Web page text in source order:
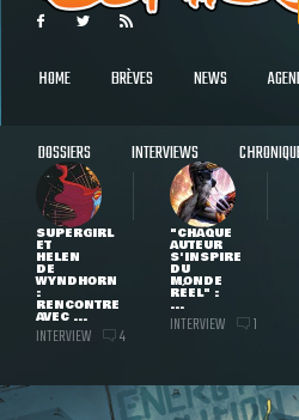
HOME BRÈVES NEWS
DOSSIERS INTERVIEWS
SUPERGIRL
ET
HELEN
DE
WYNDHORN
:
RENCONTRE
AVEC ...
INTERVIEW 4
"CHAQUE
AUTEUR
S'INSPIRE
DU
MONDE
RÉEL" :
...
INTERVIEW 1